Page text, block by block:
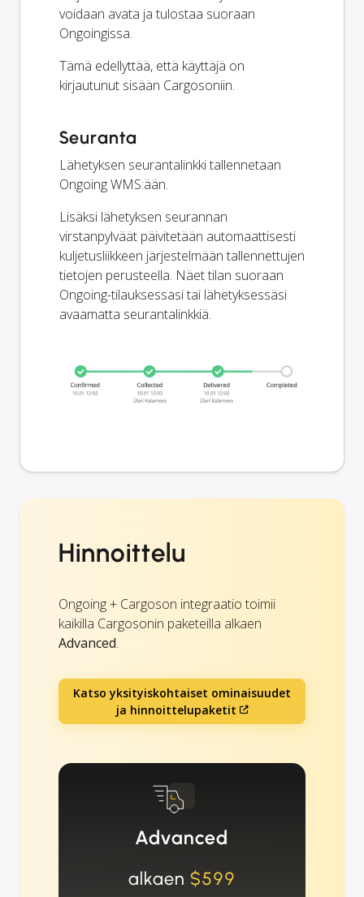
voidaan avata ja tulostaa suoraan
Ongoingissa.
Tämä edellyttää, että käyttäjä on
kirjautunut sisään Cargosoniin.
Seuranta
Lähetyksen seurantalinkki tallennetaan
Ongoing WMS:ään.
Lisäksi lähetyksen seurannan
virstanpylväät päivitetään automaattisesti
kuljetusliikkeen järjestelmään tallennettujen
tietojen perusteella. Näet tilan suoraan
Ongoing-tilauksessasi tai lähetyksessäsi
avaamatta seurantalinkkiä.
Hinnoittelu
Ongoing + Cargoson integraatio toimii
kaikilla Cargosonin paketeilla alkaen
Advanced.
Katso yksityiskohtaiset ominaisuudet
ja hinnoittelupaketit
Advanced
alkaen $599